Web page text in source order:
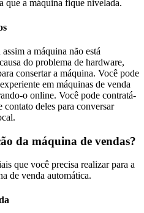
que a máquina fique nivelada.
a máquina não está
do problema de hardware,
consertar a máquina. Você pode
em máquinas de venda
o online. Você pode contratá-
deles para conversar
da máquina de vendas?
que você precisa realizar para a
de venda automática.